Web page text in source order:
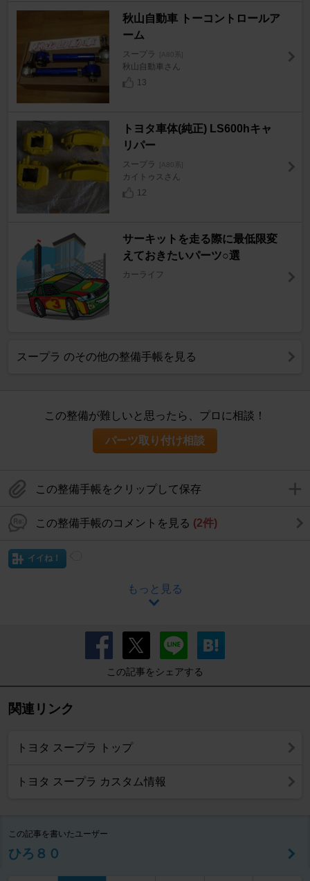
秋山自動車 トーコントロールア
ーム
スープラ [A80系]
秋山自動車さん
13
トヨタ車体(純正) LS600hキャ
リパー
スープラ [A80系]
カイトゥスさん
12
サーキットを走る際に最低限変
えておきたいパーツ○選
カーライフ
スープラ のその他の整備手帳を見る
この整備が難しいと思ったら、プロに相談！
パーツ取り付け相談
この整備手帳をクリップして保存
この整備手帳のコメントを見る (2件)
イイね！
もっと見る
この記事をシェアする
関連リンク
トヨタ スープラ トップ
トヨタ スープラ カスタム情報
この記事を書いたユーザー
ひろ８０